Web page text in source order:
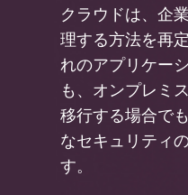
クラウドは、企
理する方法を再
れのアプリケー
も、オンプレミ
移行する場合で
なセキュリティ
す。